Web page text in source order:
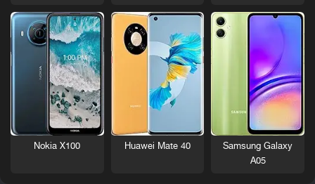
Samsung Galaxy
A05
Huawei Mate 40
Nokia X100